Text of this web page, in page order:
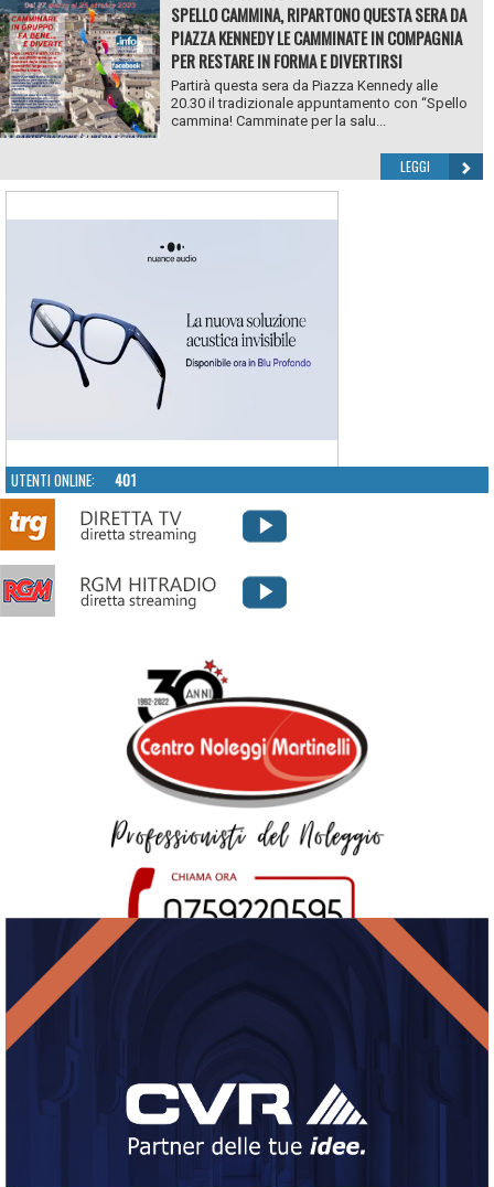
SPELLO CAMMINA, RIPARTONO QUESTA SERA DA
PIAZZA KENNEDY LE CAMMINATE IN COMPAGNIA
PER RESTARE IN FORMA E DIVERTIRSI
Partirà questa sera da Piazza Kennedy alle
20.30 il tradizionale appuntamento con “Spello
cammina! Camminate per la salu...
LEGGI
UTENTI ONLINE: 401